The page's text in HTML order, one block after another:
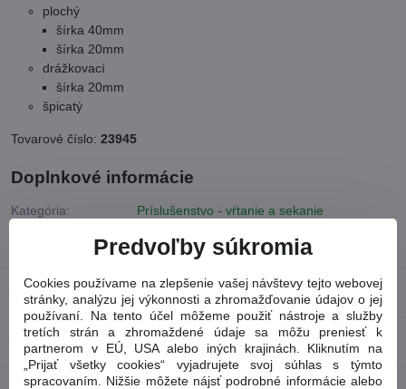
plochý
šírka 40mm
šírka 20mm
drážkovací
šírka 20mm
špicatý
Tovarové číslo: 23945
Doplnkové informácie
Kategória: Príslušenstvo - vŕtanie a sekanie
sada
Recenzie
Diskusia
Predvoľby súkromia
Cookies používame na zlepšenie vašej návštevy tejto webovej
stránky, analýzu jej výkonnosti a zhromažďovanie údajov o jej
používaní. Na tento účel môžeme použiť nástroje a služby
tretích strán a zhromaždené údaje sa môžu preniesť k
partnerom v EÚ, USA alebo iných krajinách. Kliknutím na
„Prijať všetky cookies“ vyjadrujete svoj súhlas s týmto
spracovaním. Nižšie môžete nájsť podrobné informácie alebo